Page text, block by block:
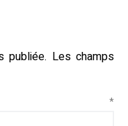
publiée. Les champs
*